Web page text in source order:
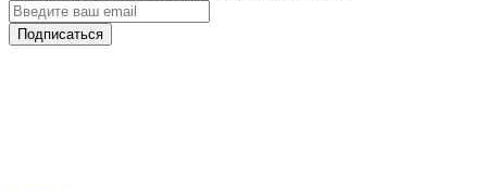
Подписаться